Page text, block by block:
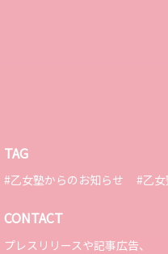
TAG
#乙女塾からのお知らせ #乙
CONTACT
プレスリリースや記事広告、